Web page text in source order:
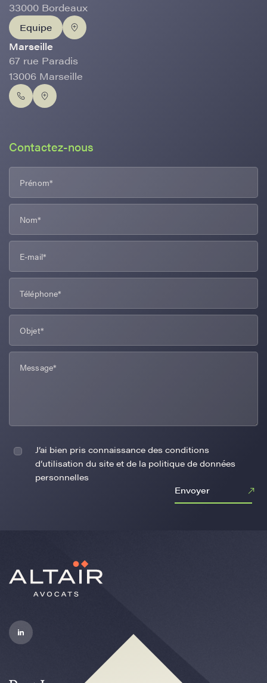
33000 Bordeaux
Equipe
Marseille
67 rue Paradis
13006 Marseille
Contactez-nous
J’ai bien pris connaissance des conditions
d’utilisation du site et de la politique de données
personnelles
Envoyer